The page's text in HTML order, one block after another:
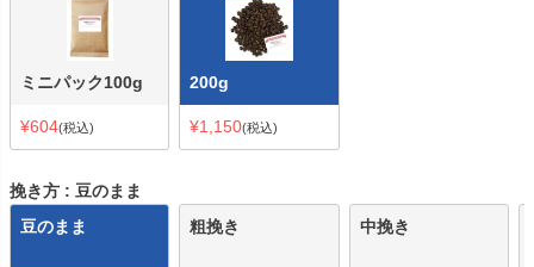
ミニパック100g
¥604 税込
200g
¥1,150 税込
挽き方
豆のまま
豆のまま
粗挽き 中挽き